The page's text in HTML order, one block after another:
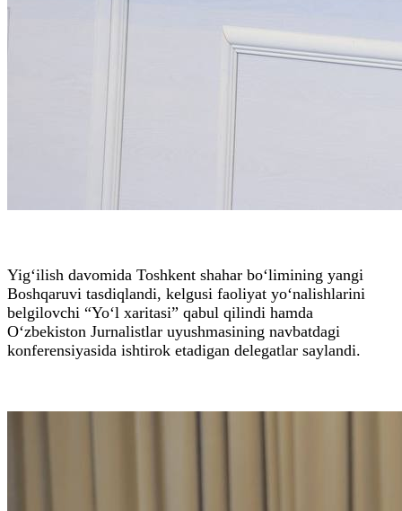
Yig‘ilish davomida Toshkent shahar bo‘limining yangi
Boshqaruvi tasdiqlandi, kelgusi faoliyat yo‘nalishlarini
belgilovchi “Yo‘l xaritasi” qabul qilindi hamda
O‘zbekiston Jurnalistlar uyushmasining navbatdagi
konferensiyasida ishtirok etadigan delegatlar saylandi.